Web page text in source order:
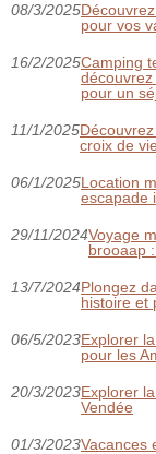
08/3/2025
pour vos
16/2/2025Camping
pour un
11/1/2025
croix de
06/1/2025Location
escapade
29/11/2024Voyage
brooaap
13/7/2024Plongez
histoire et
06/5/2023Explorer
pour les
20/3/2023Explorer
Vendée
01/3/2023Vacances